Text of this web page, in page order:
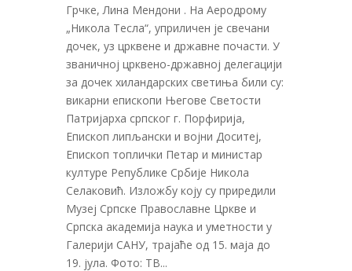
Грчке, Лина Мендони . На Аеродрому
„Никола Тесла“, уприличен је свечани
дочек, уз црквене и државне почасти. У
званичној црквено-државној делегацији
за дочек хиландарских светиња били су:
викарни епископи Његове Светости
Патријарха српског г. Порфирија,
Епископ липљански и војни Доситеј,
Епископ топлички Петар и министар
културе Републике Србије Никола
Селаковић. Изложбу коју су приредили
Музеј Српске Православне Цркве и
Српска академија наука и уметности у
Галерији САНУ, трајаће од 15. маја до
19. јула. Фото: ТВ...